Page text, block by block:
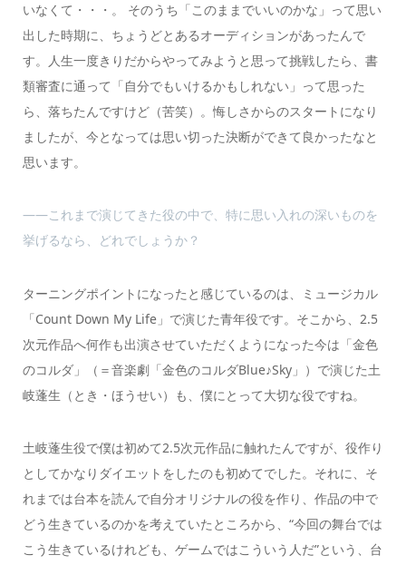
いなくて・・・。 そのうち「このままでいいのかな」って思い
出した時期に、ちょうどとあるオーディションがあったんで
す。人生一度きりだからやってみようと思って挑戦したら、書
類審査に通って「自分でもいけるかもしれない」って思った
ら、落ちたんですけど（苦笑）。悔しさからのスタートになり
ましたが、今となっては思い切った決断ができて良かったなと
思います。
――これまで演じてきた役の中で、特に思い入れの深いものを
挙げるなら、どれでしょうか？
ターニングポイントになったと感じているのは、ミュージカル
「Count Down My Life」で演じた青年役です。そこから、2.5
次元作品へ何作も出演させていただくようになった今は「金色
のコルダ」（＝音楽劇「金色のコルダBlue♪Sky」）で演じた土
岐蓬生（とき・ほうせい）も、僕にとって大切な役ですね。
土岐蓬生役で僕は初めて2.5次元作品に触れたんですが、役作り
としてかなりダイエットをしたのも初めてでした。それに、そ
れまでは台本を読んで自分オリジナルの役を作り、作品の中で
どう生きているのかを考えていたところから、“今回の舞台では
こう生きているけれども、ゲームではこういう人だ”という、台